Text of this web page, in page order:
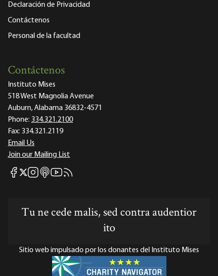
Declaración de Privacidad
Contáctenos
Personal de la facultad
Contáctenos
Instituto Mises
518 West Magnolia Avenue
Auburn, Alabama 36832-4571
Phone: 334.321.2100
Fax: 334.321.2119
Email Us
Join our Mailing List
Mises Facebook
Mises X
Mises Instagram
Mises itunes
Mises Youtube
Mises RSS feed
Tu ne cede malis, sed contra audentior
ito
Sitio web impulsado por los donantes del Instituto Mises